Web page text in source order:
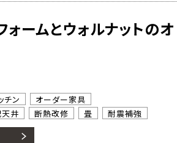
ームとウォルナットのオ
チン
オーダー家具
井 断熱改修 畳 耐震補強